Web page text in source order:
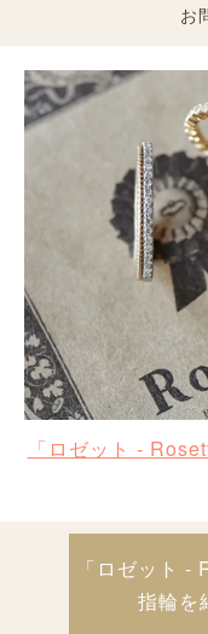
お
「ロゼット -
「ロゼット -
指輪を